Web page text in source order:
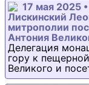
17 мая 2025
Лискинский
митрополии
Антония
Делегация
гору к
Великого и